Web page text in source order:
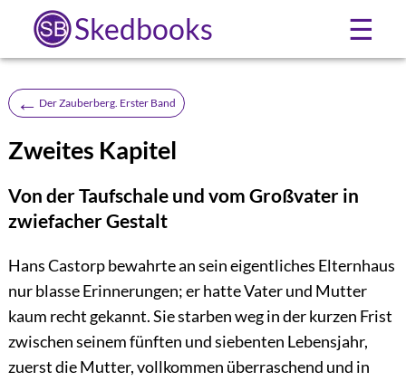
Skedbooks ☰
← Der Zauberberg. Erster Band
Zweites Kapitel
Von der Taufschale und vom Großvater in
zwiefacher Gestalt
Hans Castorp bewahrte an sein eigentliches Elternhaus
nur blasse Erinnerungen; er hatte Vater und Mutter
kaum recht gekannt. Sie starben weg in der kurzen Frist
zwischen seinem fünften und siebenten Lebensjahr,
zuerst die Mutter, vollkommen überraschend und in